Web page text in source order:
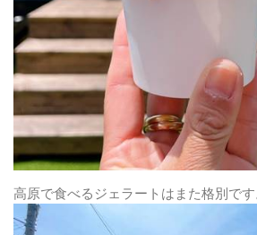
高原で食べるジェラートはまた格別です